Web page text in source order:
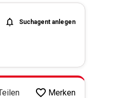
Suchagent anlegen
Merken